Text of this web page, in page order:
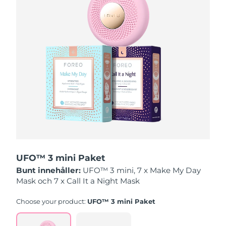
UFO™ 3 mini Paket
Bunt innehåller: UFO™ 3 mini, 7 x Make My Day
Mask och 7 x Call It a Night Mask
Choose your product: UFO™ 3 mini Paket
Förväntad leverans
Malaysia Förväntad leverans
Förväntad leverans
Förväntad leverans
Monaco Förväntad leverans
Nya Zeeland Förväntad leverans
Oman